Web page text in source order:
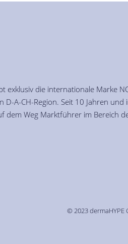
exklusiv die internationale Marke
A-CH-Region. Seit 10 Jahren und
dem Weg Marktführer im Bereich
© 2023 dermaHYPE